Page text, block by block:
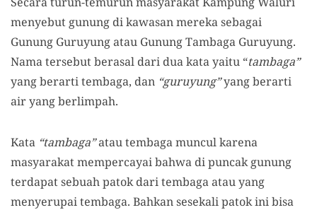
menyebut gunung di kawasan mereka sebagai
Gunung Guruyung atau Gunung Tambaga Guruyung.
Nama tersebut berasal dari dua kata yaitu “tambaga”
yang berarti tembaga, dan “guruyung”yang berarti
air yang berlimpah.
Kata “tambaga”atau tembagamunculkarena
masyarakat mempercayai bahwa di puncak gunung
terdapat sebuah patok dari tembaga atau yang
menyerupai tembaga. Bahkan sesekali patok ini bisa